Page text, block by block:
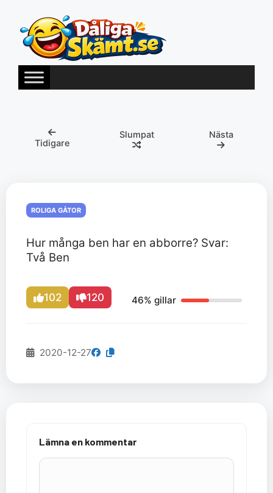
innehåll
Tidigare
Slumpat Nästa
ROLIGA GÅTOR
Hur många ben har en abborre? Svar:
Två Ben
102 120 46% gillar
2020-12-27
Lämna en kommentar
Kommentar